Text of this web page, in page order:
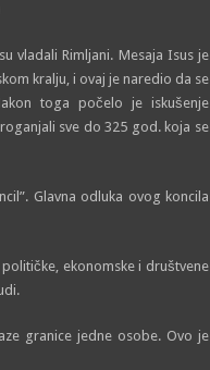
vladali Rimljani. Mesaja Isus je
kralju, i ovaj je naredio da se
toga počelo je iskušenje
sve do 325 god. koja se
Glavna odluka ovog koncila
ekonomske i društvene
granice jedne osobe. Ovo je